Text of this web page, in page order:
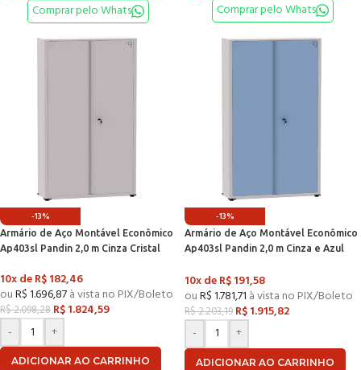
Comprar pelo Whats Comprar pelo Whats
-13%
Armário de Aço Montável Econômico
Ap403sl Pandin 2,0 m Cinza Cristal
10x deR$182,46
ouR$1.696,87à vista no PIX/Boleto
R$2.098,28 R$1.824,59
-
+
ADICIONAR AO CARRINHO
-13%
Armário de Aço Montável Econômico
Ap403sl Pandin 2,0 m Cinza e Azul
10x deR$191,58
ouR$1.781,71 à vista no PIX/Boleto
R$2.203,19 R$1.915,82
-
+
ADICIONAR AO CARRINHO